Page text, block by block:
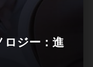
ロジー：進